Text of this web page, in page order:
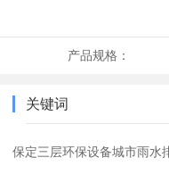
产品规格：
关键词
保定三层环保设备城市雨水